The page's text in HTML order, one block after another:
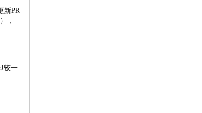
新PR
，
较一